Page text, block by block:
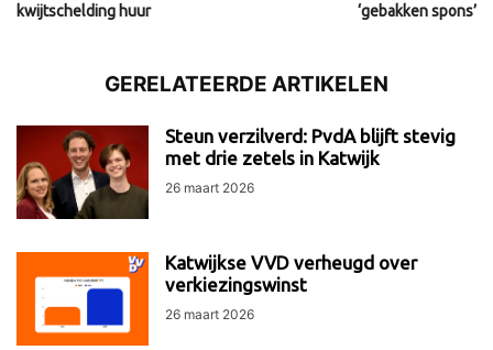
kwijtschelding huur
‘gebakken spons’
GERELATEERDE ARTIKELEN
Steun verzilverd: PvdA blijft stevig
met drie zetels in Katwijk
26 maart 2026
Katwijkse VVD verheugd over
verkiezingswinst
26 maart 2026